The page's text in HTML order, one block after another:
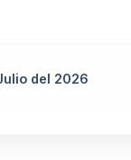
del 2026